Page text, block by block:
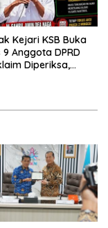
Kejari KSB Buka
Anggota DPRD
Diperiksa,